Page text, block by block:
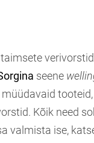
seene
Kõik need
valmista ise,